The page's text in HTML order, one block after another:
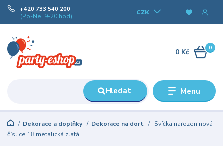
Menu
CZK
Hledat
+420 733 540 200
(Po-Ne, 9-20 hod)
0
0 Kč
Dekorace a doplňky Dekorace na dort
Svíčka narozeninová
číslice 18 metalická zlatá